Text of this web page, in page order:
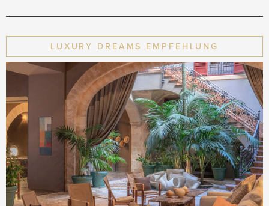
LUXURY DREAMS EMPFEHLUNG